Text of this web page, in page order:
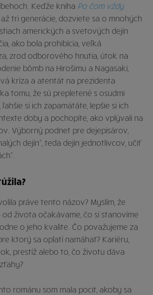
Keďže kniha Po čom vždy
tri generácie, dozviete sa o mnohých
amerických a svetových dejín
ako bola prohibícia, veľká
zrod odborového hnutia, útok na
bômb na Hirošimu a Nagasaki,
kríza a atentát na prezidenta
tomu, že sú prepletené s osudmi
si ich zapamätáte, lepšie si ich
doby a pochopíte, ako vplývali na
Výborný podnet pre dejepisárov,
dejín“, teda dejín jednotlivcov, učiť
práve tento názov? Myslím, že
života očakávame, čo si stanovíme
o jeho kvalite. Čo považujeme za
ktorý sa oplatí namáhať? Kariéru,
prestíž alebo to, čo životu dáva
románu som mala pocit, akoby sa